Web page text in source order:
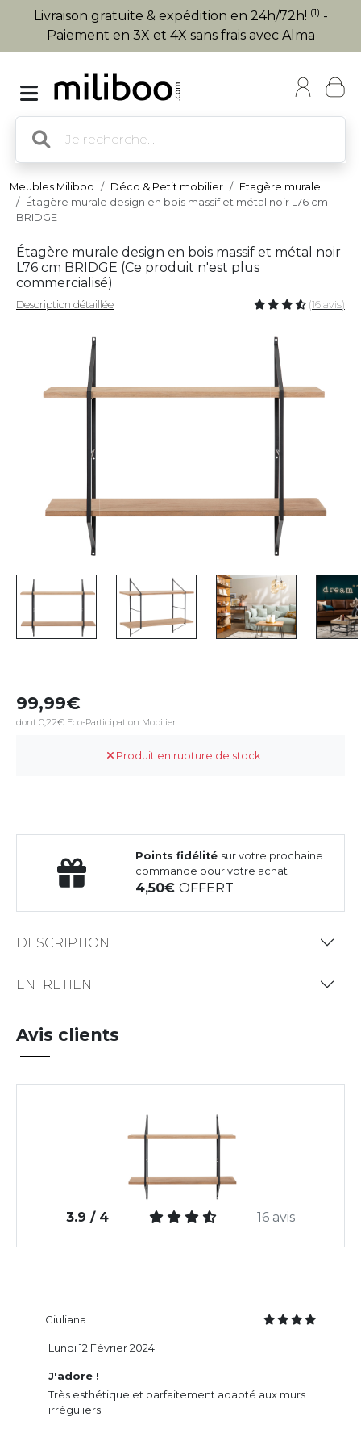
Livraison gratuite & expédition en 24h/72h! (1) -
Paiement en 3X et 4X sans frais avec Alma
Meubles Miliboo Déco & Petit mobilier
Etagère murale
Étagère murale design en bois massif et métal noir L76 cm
BRIDGE
Étagère murale design en bois massif et métal noir
L76 cm BRIDGE (Ce produit n'est plus
commercialisé)
Description détaillée (16 avis)
99,99
dont 0,22€ Eco-Participation Mobilier
Produit en rupture de stock
Points fidélité sur votre prochaine
commande pour votre achat
4,50OFFERT
DESCRIPTION
ENTRETIEN
Avis clients
3.9 / 4 16 avis
Giuliana
J'adore !
Très esthétique et parfaitement adapté aux murs
irréguliers
Lundi 12 Février 2024